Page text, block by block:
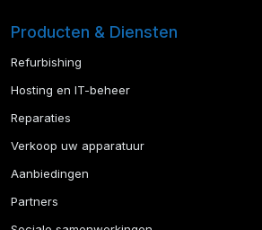
Producten & Diensten
Refurbishing
Hosting en IT-beheer
Reparaties
Verkoop uw apparatuur
Aanbiedingen
Partners